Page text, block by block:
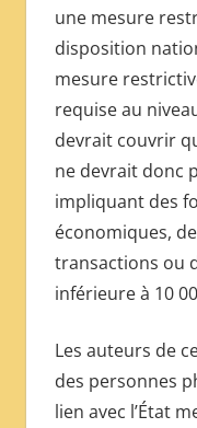
une mesure
disposition
mesure
requise au
devrait couvrir
ne devrait donc
impliquant des
économiques,
transactions ou
inférieure à 10
Les auteurs de
des personnes
lien avec l’État